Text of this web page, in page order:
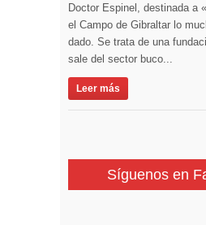
Doctor Espinel, destinada a
el Campo de Gibraltar lo
dado. Se trata de una
sale del sector buco...
Leer más
Síguenos en